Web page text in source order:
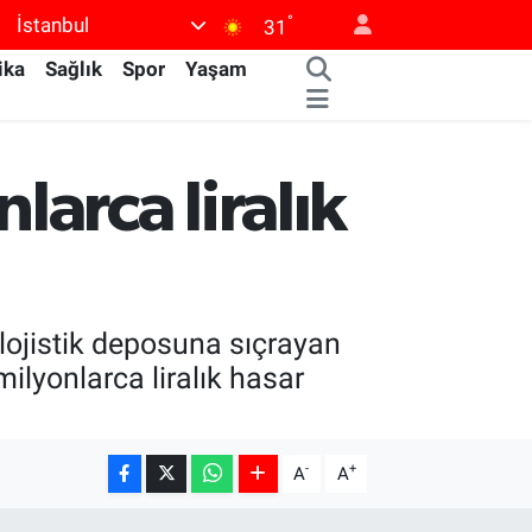
İstanbul 31 °
Sağlık Spor
Yaşam
liralık
deposuna sıçrayan
liralık hasar
A- A+